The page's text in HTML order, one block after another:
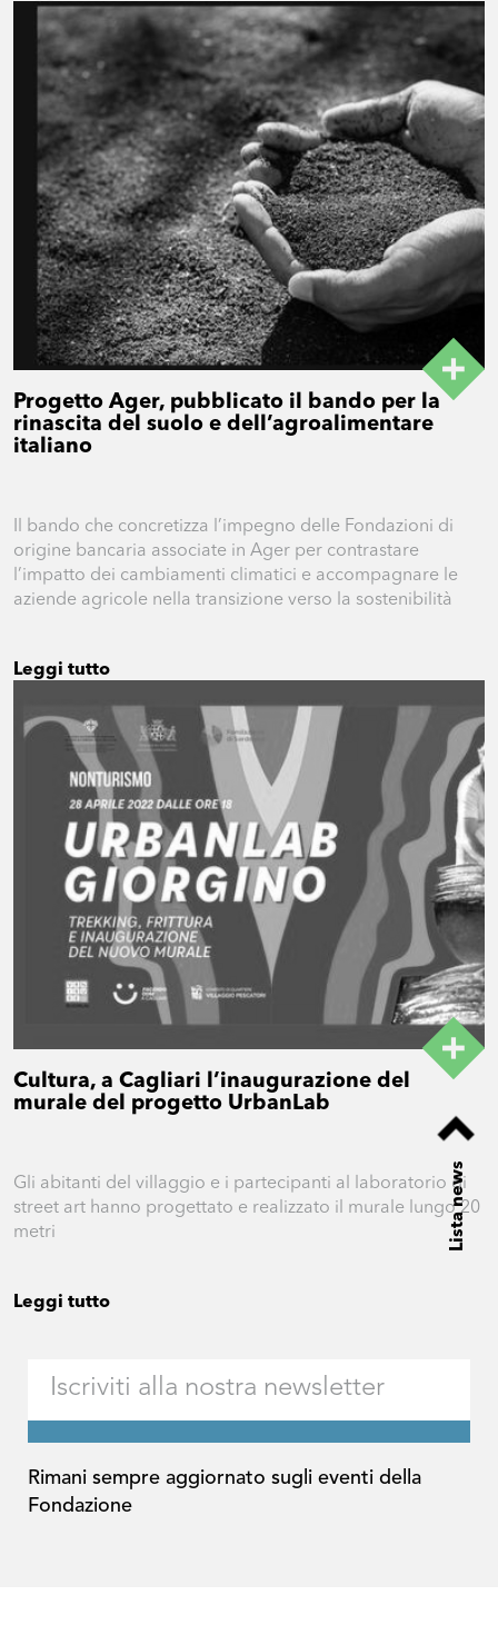
Progetto Ager, pubblicato il bando per la
rinascita del suolo e dell’agroalimentare
italiano
Il bando che concretizza l’impegno delle Fondazioni di
origine bancaria associate in Ager per contrastare
l’impatto dei cambiamenti climatici e accompagnare le
aziende agricole nella transizione verso la sostenibilità
Leggi tutto
Cultura, a Cagliari l’inaugurazione del
murale del progetto UrbanLab
Gli abitanti del villaggio e i partecipanti al laboratorio di
street art hanno progettato e realizzato il murale lungo 20
metri
Leggi tutto
Lista news
Rimani sempre aggiornato sugli eventi della
Fondazione